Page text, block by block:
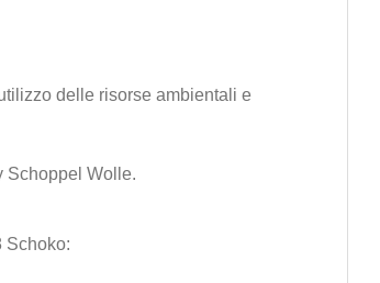
delle risorse ambientali e
Schoppel Wolle.
Schoko: